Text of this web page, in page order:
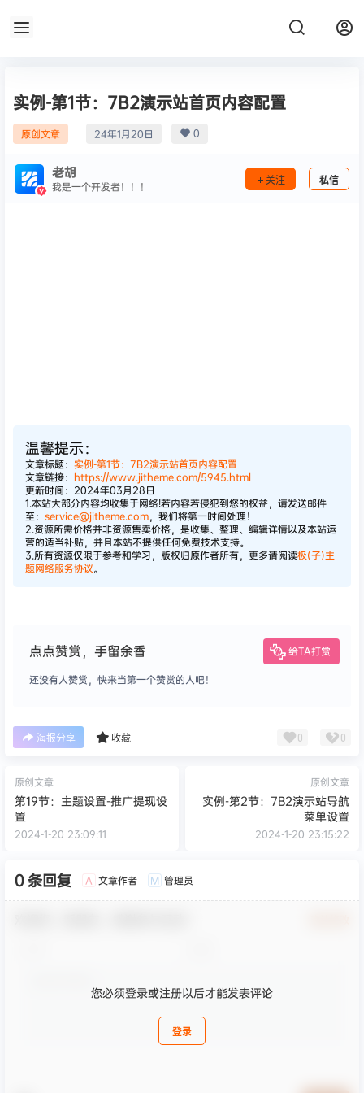
实例-第1节：7B2演示站首页内容配置
原创文章 24年1月20日 0
老胡
我是一个开发者！！！ 关注 私信
温馨提示：
文章标题： 实例-第1节：7B2演示站首页内容配置
文章链接： https://www.jitheme.com/5945.html
更新时间：2024年03月28日
1.本站大部分内容均收集于网络!若内容若侵犯到您的权益，请发送邮件
至： service@jitheme.com，我们将第一时间处理！
2.资源所需价格并非资源售卖价格，是收集、整理、编辑详情以及本站运
营的适当补贴，并且本站不提供任何免费技术支持。
3.所有资源仅限于参考和学习，版权归原作者所有，更多请阅读极(子)主
题网络服务协议。
点点赞赏，手留余香 给TA打赏
还没有人赞赏，快来当第一个赞赏的人吧！
海报分享 收藏 0 0
原创文章
第19节：主题设置-推广提现设
置
2024-1-20 23:09:11
原创文章
实例-第2节：7B2演示站导航
菜单设置
2024-1-20 23:15:22
0 条回复 A 文章作者 M 管理员
您必须登录或注册以后才能发表评论
登录